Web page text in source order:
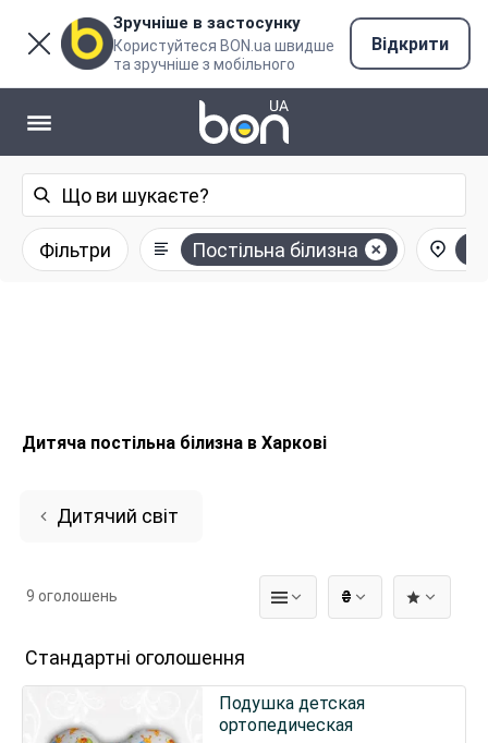
Зручніше в застосунку
Користуйтеся BON.ua швидше
та зручніше з мобільного
Відкрити
Фільтри Постільна білизна
Дитяча постільна білизна в Харкові
Дитячий світ
₴
9 оголошень
Стандартні оголошення
Подушка детская
ортопедическая